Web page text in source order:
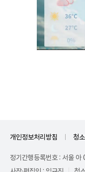
개인정보처리방침 청
정기간행등록번호 : 서울